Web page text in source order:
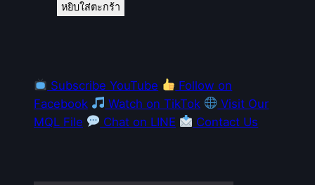
หยิบใส่ตะกร้า
Subscribe YouTube
Follow on
Facebook
Watch on TikTok
Visit Our
MQL File
Chat on LINE Contact Us